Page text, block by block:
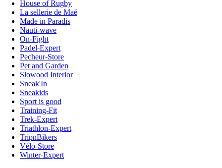
House of Rugby
La sellerie de Maé
Made in Paradis
Nauti-wave
On-Fight
Padel-Expert
Pecheur-Store
Pet and Garden
Slowood Interior
Sneak'In
Sneakids
Sport is good
Training-Fit
Trek-Expert
Triathlon-Expert
TripnBikers
Vélo-Store
Winter-Expert